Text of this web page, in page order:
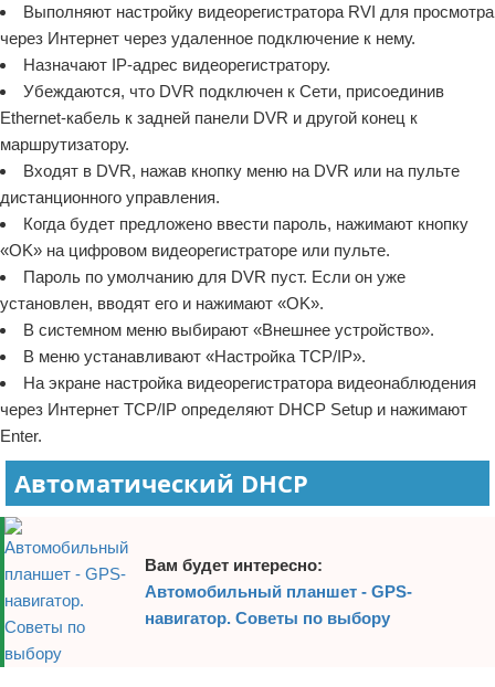
Выполняют настройку видеорегистратора RVI для просмотра
через Интернет через удаленное подключение к нему.
Назначают IP-адрес видеорегистратору.
Убеждаются, что DVR подключен к Сети, присоединив
Ethernet-кабель к задней панели DVR и другой конец к
маршрутизатору.
Входят в DVR, нажав кнопку меню на DVR или на пульте
дистанционного управления.
Когда будет предложено ввести пароль, нажимают кнопку
«OK» на цифровом видеорегистраторе или пульте.
Пароль по умолчанию для DVR пуст. Если он уже
установлен, вводят его и нажимают «OK».
В системном меню выбирают «Внешнее устройство».
В меню устанавливают «Настройка TCP/IP».
На экране настройка видеорегистратора видеонаблюдения
через Интернет TCP/IP определяют DHCP Setup и нажимают
Enter.
Автоматический DHCP
Вам будет интересно:
Автомобильный планшет - GPS-
навигатор. Советы по выбору